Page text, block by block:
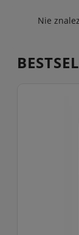
Nie